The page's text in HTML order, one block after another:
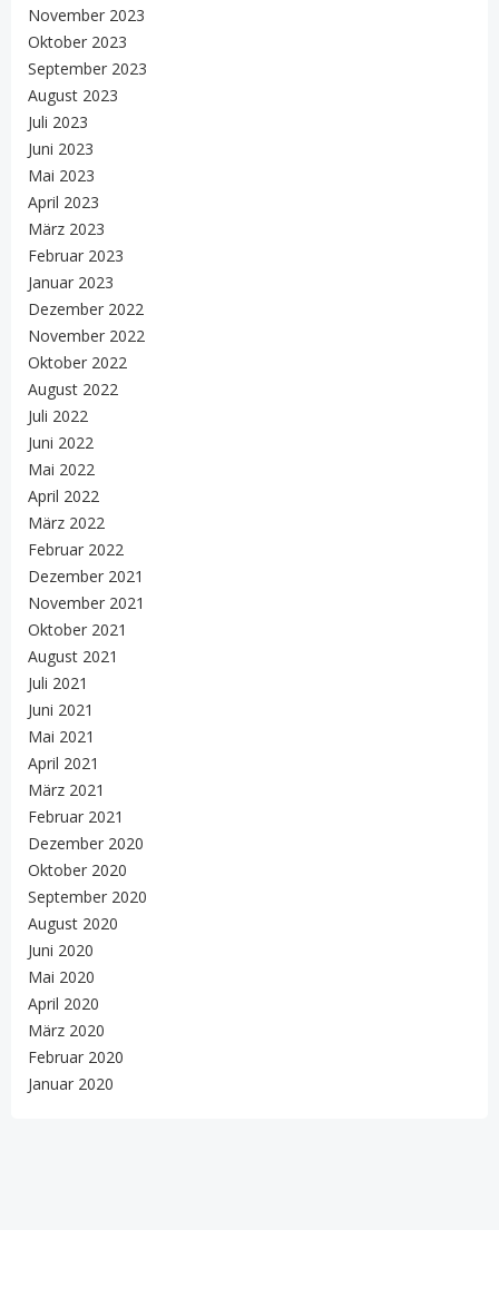
November 2023
Oktober 2023
September 2023
August 2023
Juli 2023
Juni 2023
Mai 2023
April 2023
März 2023
Februar 2023
Januar 2023
Dezember 2022
November 2022
Oktober 2022
August 2022
Juli 2022
Juni 2022
Mai 2022
April 2022
März 2022
Februar 2022
Dezember 2021
November 2021
Oktober 2021
August 2021
Juli 2021
Juni 2021
Mai 2021
April 2021
März 2021
Februar 2021
Dezember 2020
Oktober 2020
September 2020
August 2020
Juni 2020
Mai 2020
April 2020
März 2020
Februar 2020
Januar 2020